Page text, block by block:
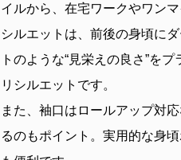
イルから、在宅ワークやワン
シルエットは、前後の身頃に
トのような“見栄えの良さ”を
リシルエットです。
また、袖口はロールアップ対
るのもポイント。実用的な身